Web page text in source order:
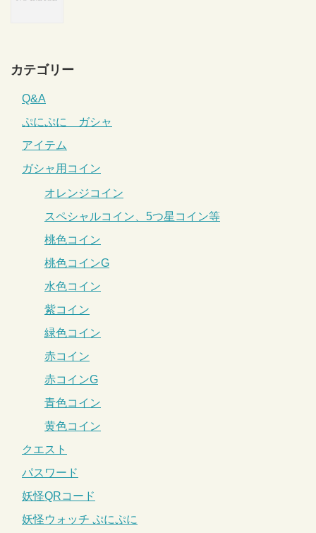
カテゴリー
Q&A
ぷにぷに ガシャ
アイテム
ガシャ用コイン
オレンジコイン
スペシャルコイン、5つ星コイン等
桃色コイン
桃色コインG
水色コイン
紫コイン
緑色コイン
赤コイン
赤コインG
青色コイン
黄色コイン
クエスト
パスワード
妖怪QRコード
妖怪ウォッチ ぷにぷに